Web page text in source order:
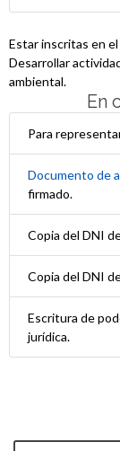
Estar inscritas en
Desarrollar
ambiental.
En
Para
Documento de
firmado.
Copia del DNI
Copia del DNI
Escritura de
jurídica.